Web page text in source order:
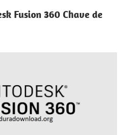
Fusion 360 Chave de